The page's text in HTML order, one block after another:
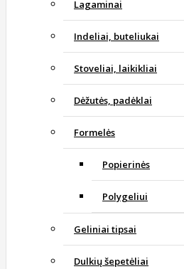
Lagaminai
Indeliai, buteliukai
Stoveliai, laikikliai
Dėžutės, padėklai
Formelės
Popierinės
Polygeliui
Geliniai tipsai
Dulkių šepetėliai